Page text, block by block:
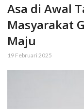
Asa di Awal
Masyarakat
Maju
19 Februari 2025